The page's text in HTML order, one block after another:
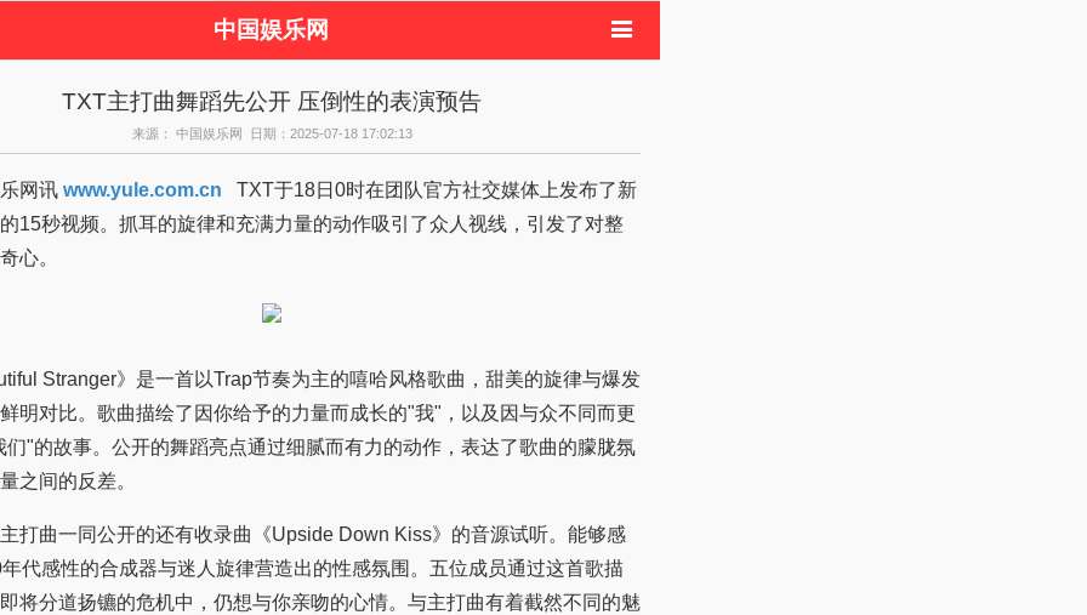
中国娱乐网
日本娱乐 韩国娱乐
音乐新闻 影视新闻
欧美明星八卦 娱乐评论
TXT主打曲舞蹈先公开 压倒性的表演预告
来源： 中国娱乐网 日期：2025-07-18 17:02:13
网讯 www.yule.com.cn TXT于18日0时在团队官方社交媒体上发布了新
15秒视频。抓耳的旋律和充满力量的动作吸引了众人视线，引发了对整
心。
Stranger》是一首以Trap节奏为主的嘻哈风格歌曲，甜美的旋律与爆发
明对比。歌曲描绘了因你给予的力量而成长的"我"，以及因与众不同而更
们"的故事。公开的舞蹈亮点通过细腻而有力的动作，表达了歌曲的朦胧氛
之间的反差。
曲一同公开的还有收录曲《Upside Down Kiss》的音源试听。能够感
代感性的合成器与迷人旋律营造出的性感氛围。五位成员通过这首歌描
将分道扬镳的危机中，仍想与你亲吻的心情。与主打曲有着截然不同的魅